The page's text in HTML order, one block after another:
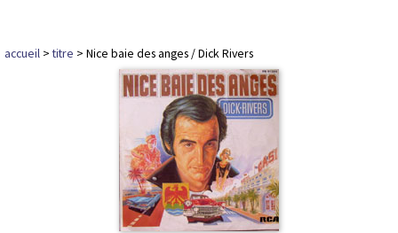
accueil >titre > Nice baie des anges / Dick Rivers